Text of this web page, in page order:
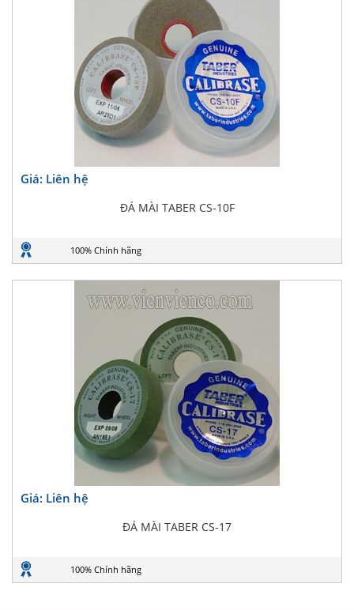
Giá: Liên hệ
ĐÁ MÀI TABER CS-10F
100% Chính hãng
Giá: Liên hệ
ĐÁ MÀI TABER CS-17
100% Chính hãng